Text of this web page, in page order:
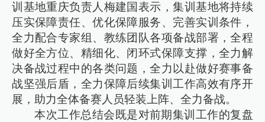
训基地重庆负责人梅建国表示，集训基地将持续
压实保障责任、优化保障服务、完善实训条件，
全力配合专家组、教练团队各项备战部署，全程
做好全方位、精细化、闭环式保障支撑，全力解
决备战过程中的各类问题，全力以赴做好赛事备
战坚强后盾，全力保障后续集训工作高效有序开
展，助力全体备赛人员轻装上阵、全力备战。
本次工作总结会既是对前期集训工作的复盘